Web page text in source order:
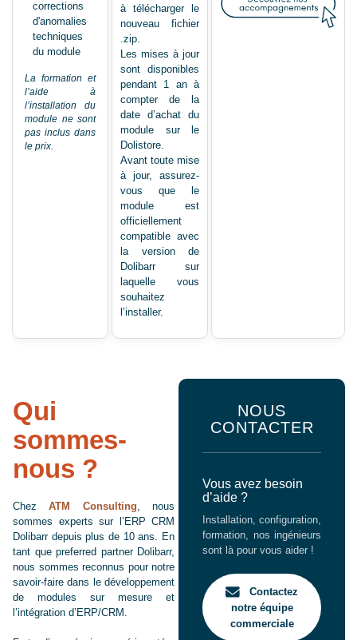
corrections
d'anomalies
techniques
du module
La formation et
l’aide à
l’installation du
module ne sont
pas inclus dans
le prix.
à télécharger le
nouveau fichier
.zip.
Les mises à jour
sont disponibles
pendant 1 an à
compter de la
date d’achat du
module sur le
Dolistore.
Avant toute mise
à jour, assurez-
vous que le
module est
officiellement
compatible avec
la version de
Dolibarr sur
laquelle vous
souhaitez
l’installer.
Qui
sommes-
nous ?
ChezATM Consulting, nous
sommes experts sur l’ERP CRM
Dolibarr depuis plus de 10 ans. En
tant que preferred partner Dolibarr,
nous sommes reconnus pour notre
savoir-faire dans le développement
de modules sur mesure et
l’intégration d’ERP/CRM.
NOUS
CONTACTER
Vous avez besoin
d’aide ?
Installation, configuration,
formation, nos ingénieurs
sont là pour vous aider !
Contactez
notre équipe
commerciale